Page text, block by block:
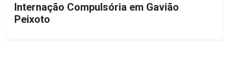
Internação Compulsória em Gavião
Peixoto